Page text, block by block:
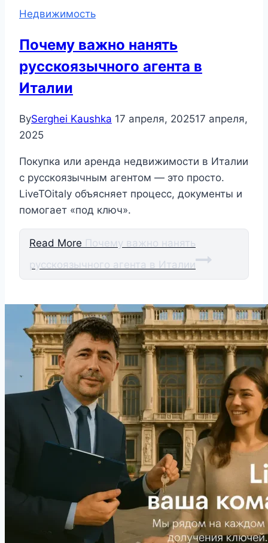
Недвижимость
Почему важно нанять
русскоязычного агента в
Италии
BySerghei Kaushka 17 апреля, 202517 апреля,
2025
Покупка или аренда недвижимости в Италии
с русскоязычным агентом — это просто.
LiveTOitaly объясняет процесс, документы и
помогает «под ключ».
Read More Почему важно нанять
русскоязычного агента в Италии